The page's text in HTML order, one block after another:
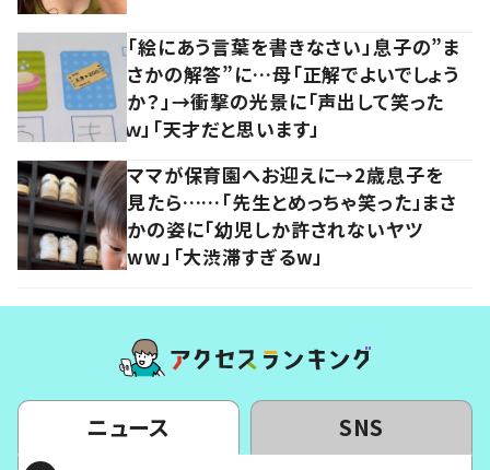
「絵にあう言葉を書きなさい」息子の”ま
さかの解答”に…母「正解でよいでしょう
か？」→衝撃の光景に「声出して笑った
ｗ」「天才だと思います」
ママが保育園へお迎えに→2歳息子を
見たら……「先生とめっちゃ笑った」まさ
かの姿に「幼児しか許されないヤツ
ww」「大渋滞すぎるw」
ニュース SNS